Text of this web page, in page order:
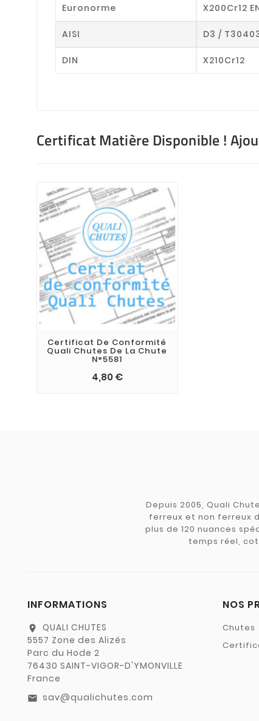
Euronorme X200Cr12
AISI D3 /
DIN X210Cr12
Certificat Matière Disponible !
Certificat De Conformité
Quali Chutes De La Chute
N°5581
4,80 €
Depuis 2005, Quali
ferreux et non ferreux
plus de 120 nuances
temps réel,
INFORMATIONS
location_on
QUALI CHUTES
5557 Zone des Alizés
Parc du Hode 2
76430 SAINT-VIGOR-D'YMONVILLE
France
email sav@qualichutes.com
NOS
Chutes